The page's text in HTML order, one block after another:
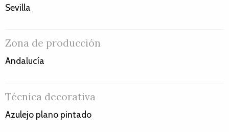
Sevilla
Zona de producción
Andalucía
Técnica decorativa
Azulejo plano pintado